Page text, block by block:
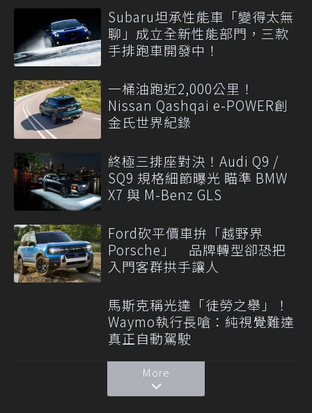
Subaru坦承性能車「變得太無
聊」成立全新性能部門，三款
手排跑車開發中！
一桶油跑近2,000公里！
Nissan Qashqai e-POWER創
金氏世界紀錄
終極三排座對決！Audi Q9 /
SQ9 規格細節曝光 瞄準 BMW
X7 與 M-Benz GLS
Ford砍平價車拚「越野界
Porsche」 品牌轉型卻恐把
入門客群拱手讓人
馬斯克稱光達「徒勞之舉」！
Waymo執行長嗆：純視覺難達
真正自動駕駛
More